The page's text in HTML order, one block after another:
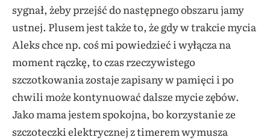
sygnał, żeby przejść do następnego obszaru jamy
ustnej. Plusem jest także to, że gdy w trakcie mycia
Aleks chce np. coś mi powiedzieć i wyłącza na
moment rączkę, to czas rzeczywistego
szczotkowania zostaje zapisany w pamięci i po
chwili może kontynuować dalsze mycie zębów.
Jako mama jestem spokojna, bo korzystanie ze
szczoteczki elektrycznej z timerem wymusza